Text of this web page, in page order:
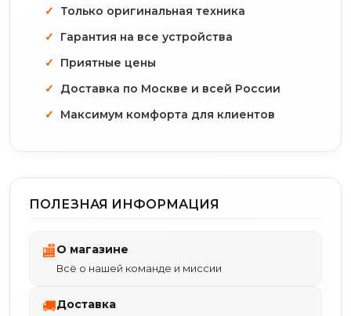
Только оригинальная техника
Гарантия на все устройства
Приятные цены
Доставка по Москве и всей России
Максимум комфорта для клиентов
ПОЛЕЗНАЯ ИНФОРМАЦИЯ
🏬О магазине
Всё о нашей команде и миссии
🚚Доставка